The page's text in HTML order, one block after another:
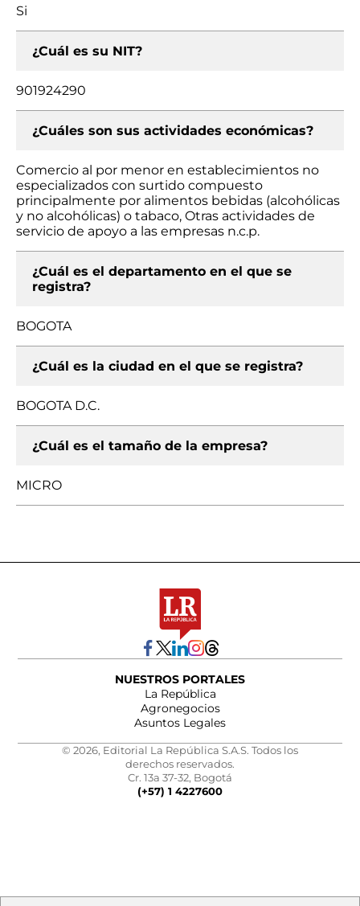
Si
¿Cuál es su NIT?
901924290
¿Cuáles son sus actividades económicas?
Comercio al por menor en establecimientos no
especializados con surtido compuesto
principalmente por alimentos bebidas (alcohólicas
y no alcohólicas) o tabaco, Otras actividades de
servicio de apoyo a las empresas n.c.p.
¿Cuál es el departamento en el que se
registra?
BOGOTA
¿Cuál es la ciudad en el que se registra?
BOGOTA D.C.
¿Cuál es el tamaño de la empresa?
MICRO
NUESTROS PORTALES
La República
Agronegocios
Asuntos Legales
© 2026, Editorial La República S.A.S. Todos los
derechos reservados.
Cr. 13a 37-32, Bogotá
(+57) 1 4227600